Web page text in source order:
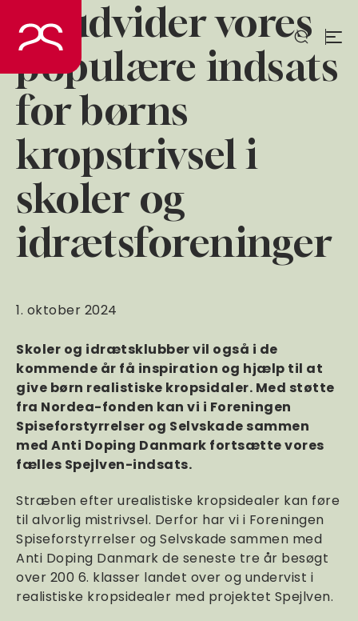
indhold
Vi udvider vores
populære indsats
for børns
kropstrivsel i
skoler og
idrætsforeninger
1. oktober 2024
Skoler og idrætsklubber vil også i de
kommende år få inspiration og hjælp til at
give børn realistiske kropsidaler. Med støtte
fra Nordea-fonden kan vi i Foreningen
Spiseforstyrrelser og Selvskade sammen
med Anti Doping Danmark fortsætte vores
fælles Spejlven-indsats.
Stræben efter urealistiske kropsidealer kan føre
til alvorlig mistrivsel. Derfor har vi i Foreningen
Spiseforstyrrelser og Selvskade sammen med
Anti Doping Danmark de seneste tre år besøgt
over 200 6. klasser landet over og undervist i
realistiske kropsidealer med projektet Spejlven.